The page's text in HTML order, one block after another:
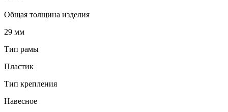
Общая толщина изделия
29 мм
Тип рамы
Пластик
Тип крепления
Навесное